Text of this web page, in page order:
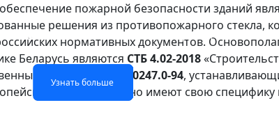
ОГНЕОПАСНОЕ СТЕКЛО
Узнать больше
ОГНЕЖЕСТКОЕ СТЕКЛО
Узнать больше
СТЕКЛО ОКОН И ДВЕРЕЙ
Узнать больше
СТЕКЛЯННАЯ ПЕРЕГОРОДКА
Узнать больше
пожарной безопасности зданий
решения из противопожарного стекла,
нормативных документов.
Беларусь являются СТБ 4.02-2018
стандарт
ГОСТ 30247.0-94,
подходами, но имеют свою специфику